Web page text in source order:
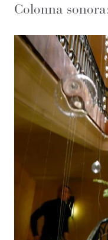
Colonna